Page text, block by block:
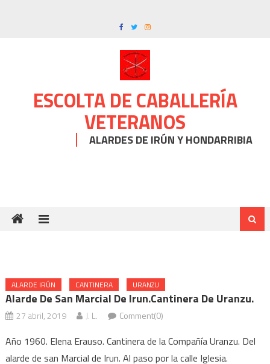
ESCOLTA DE CABALLERÍA
VETERANOS
ALARDES DE IRÚN Y HONDARRIBIA
ALARDE IRÚN CANTINERA URANZU
Alarde De San Marcial De Irun.Cantinera De Uranzu.
27 abril, 2019 J. L. Comment(0)
Año 1960. Elena Erauso. Cantinera de la Compañía Uranzu. Del
alarde de san Marcial de Irun. Al paso por la calle Iglesia.